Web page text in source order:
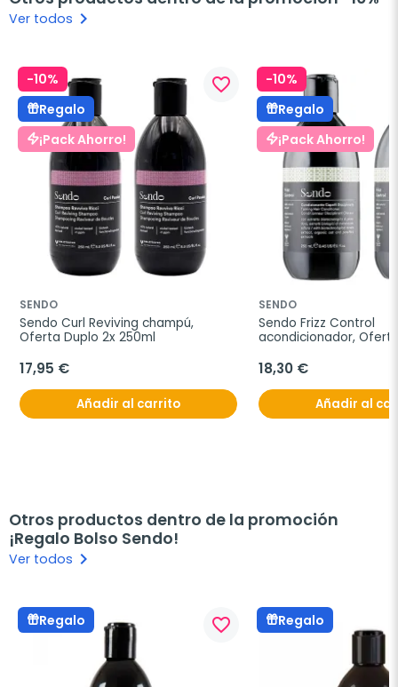
Ver todos keyboard_arrow_right
-10%
Regalo
¡Pack Ahorro!
favorite_border
SENDO
Sendo Curl Reviving champú,
Oferta Duplo 2x 250ml
17,95 €
Añadir al carrito
-10%
Regalo
¡Pack Ahorro!
SENDO
Sendo Frizz Control
acondicionador,
18,30 €
Añadir al
Otros productos dentro de la promoción
¡Regalo Bolso Sendo!
Ver todos keyboard_arrow_right
Regalo favorite_border Regalo